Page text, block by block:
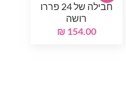
חבילה של 24 פררו
רושה
154.00 ₪